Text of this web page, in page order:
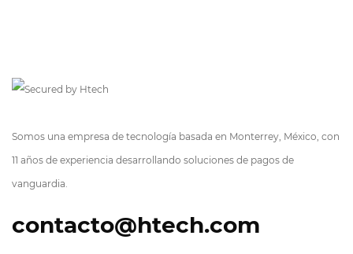
Somos una empresa de tecnología basada en Monterrey, México, con
11 años de experiencia desarrollando soluciones de pagos de
vanguardia.
contacto@htech.com